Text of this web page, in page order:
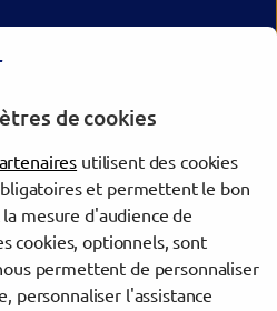
de cookies
utilisent des cookies
et permettent le bon
mesure d'audience de
cookies, optionnels, sont
permettent de personnaliser
personnaliser l'assistance